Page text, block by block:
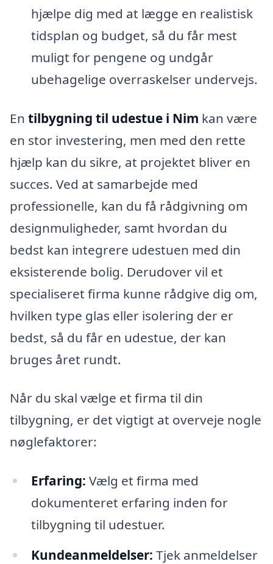
hjælpe dig med at lægge en realistisk
tidsplan og budget, så du får mest
muligt for pengene og undgår
ubehagelige overraskelser undervejs.
En tilbygning til udestue i Nim kan være
en stor investering, men med den rette
hjælp kan du sikre, at projektet bliver en
succes. Ved at samarbejde med
professionelle, kan du få rådgivning om
designmuligheder, samt hvordan du
bedst kan integrere udestuen med din
eksisterende bolig. Derudover vil et
specialiseret firma kunne rådgive dig om,
hvilken type glas eller isolering der er
bedst, så du får en udestue, der kan
bruges året rundt.
Når du skal vælge et firma til din
tilbygning, er det vigtigt at overveje nogle
nøglefaktorer:
Erfaring: Vælg et firma med
dokumenteret erfaring inden for
tilbygning til udestuer.
Kundeanmeldelser: Tjek anmeldelser